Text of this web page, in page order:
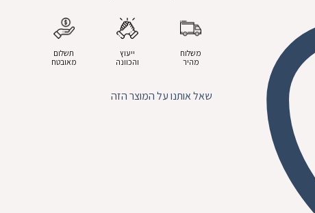
משלוח
מהיר
ייעוץ
והכוונה
תשלום
מאובטח
שאל אותנו על המוצר הזה